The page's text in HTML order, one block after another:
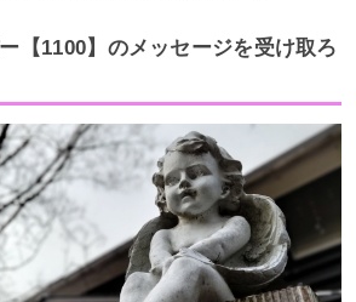
【1100】のメッセージを受け取ろ